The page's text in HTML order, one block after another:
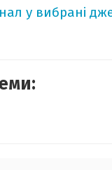
у вибрані